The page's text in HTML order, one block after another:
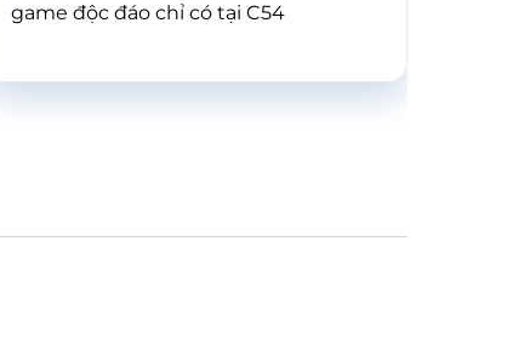
game độc đáo chỉ có tại C54